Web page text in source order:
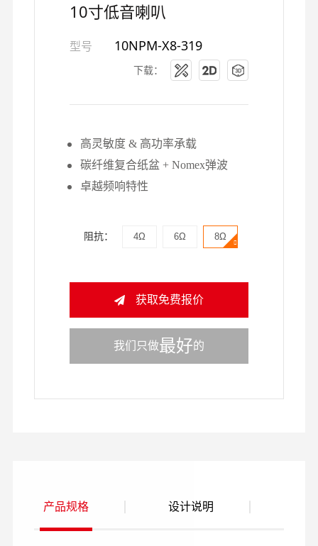
10寸低音喇叭
型号 10NPM-X8-319
下载：
高灵敏度 & 高功率承载
碳纤维复合纸盆 + Nomex弹波
卓越频响特性
阻抗： 4Ω 6Ω 8Ω
获取免费报价
我们只做最好的
产品规格 设计说明